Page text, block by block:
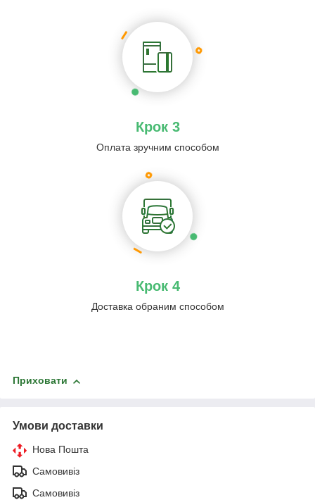
Крок 3
Оплата зручним способом
Крок 4
Доставка обраним способом
Приховати
Умови доставки
Нова Пошта
Самовивіз
Самовивіз